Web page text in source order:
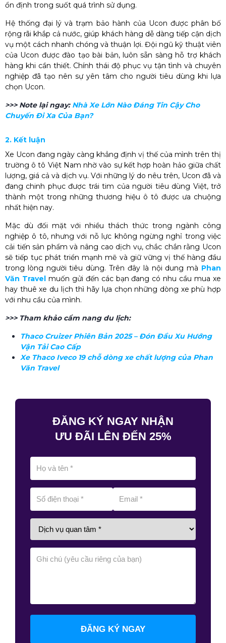
ổn định trong suốt quá trình sử dụng.
Hệ thống đại lý và trạm bảo hành của Ucon được phân bố
rộng rãi khắp cả nước, giúp khách hàng dễ dàng tiếp cận dịch
vụ một cách nhanh chóng và thuận lợi. Đội ngũ kỹ thuật viên
của Ucon được đào tạo bài bản, luôn sẵn sàng hỗ trợ khách
hàng khi cần thiết. Chính thái độ phục vụ tận tình và chuyên
nghiệp đã tạo nên sự yên tâm cho người tiêu dùng khi lựa
chọn Ucon.
>>> Note lại ngay: Nhà Xe Lớn Nào Đáng Tin Cậy Cho
Chuyến Đi Xa Của Bạn?
2. Kết luận
Xe Ucon đang ngày càng khẳng định vị thế của mình trên thị
trường ô tô Việt Nam nhờ vào sự kết hợp hoàn hảo giữa chất
lượng, giá cả và dịch vụ. Với những lý do nêu trên, Ucon đã và
đang chinh phục được trái tim của người tiêu dùng Việt, trở
thành một trong những thương hiệu ô tô được ưa chuộng
nhất hiện nay.
Mặc dù đối mặt với nhiều thách thức trong ngành công
nghiệp ô tô, nhưng với nỗ lực không ngừng nghỉ trong việc
cải tiến sản phẩm và nâng cao dịch vụ, chắc chắn rằng Ucon
sẽ tiếp tục phát triển mạnh mẽ và giữ vững vị thế hàng đầu
trong lòng người tiêu dùng. Trên đây là nội dung mà Phan
Văn Travel muốn gửi đến các bạn đang có nhu cầu mua xe
hay thuê xe du lịch thì hãy lựa chọn những dòng xe phù hợp
với nhu cầu của mình.
>>> Tham khảo cẩm nang du lịch:
Thaco Cruizer Phiên Bản 2025 – Đón Đầu Xu Hướng
Vận Tải Cao Cấp
Xe Thaco Iveco 19 chỗ dòng xe chất lượng của Phan
Văn Travel
ĐĂNG KÝ NGAY NHẬN
ƯU ĐÃI LÊN ĐẾN 25%
ĐĂNG KÝ NGAY